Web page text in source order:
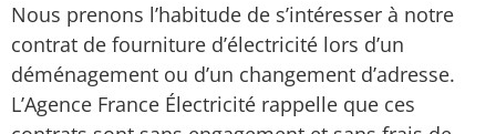
Nous prenons l’habitude de s’intéresser à notre
contrat de fourniture d’électricité lors d’un
déménagement ou d’un changement d’adresse.
L’Agence France Électricité rappelle que ces